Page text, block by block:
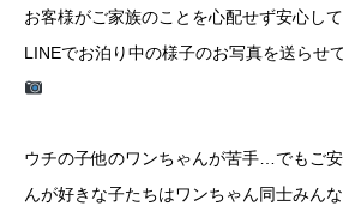
お客様がご家族のことを心配せず安心し
LINEでお泊り中の様子のお写真を送らせ
ウチの子他のワンちゃんが苦手…でもご
んが好きな子たちはワンちゃん同士みん